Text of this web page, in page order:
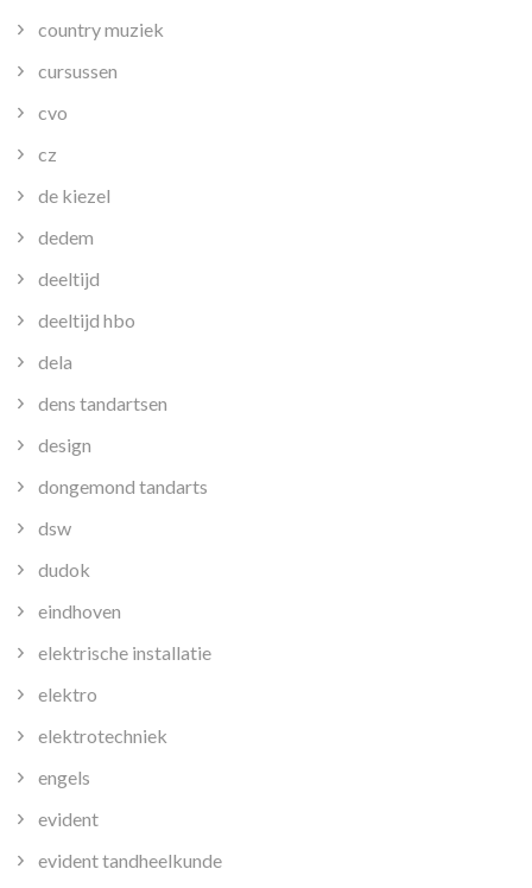
country muziek
cursussen
cvo
cz
de kiezel
dedem
deeltijd
deeltijd hbo
dela
dens tandartsen
design
dongemond tandarts
dsw
dudok
eindhoven
elektrische installatie
elektro
elektrotechniek
engels
evident
evident tandheelkunde